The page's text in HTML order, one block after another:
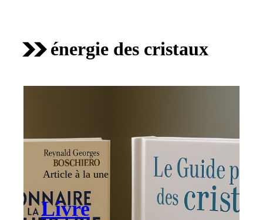
énergie des cristaux
Article à la une
Livre